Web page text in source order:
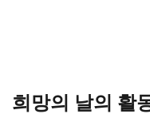
희망의 날의 활